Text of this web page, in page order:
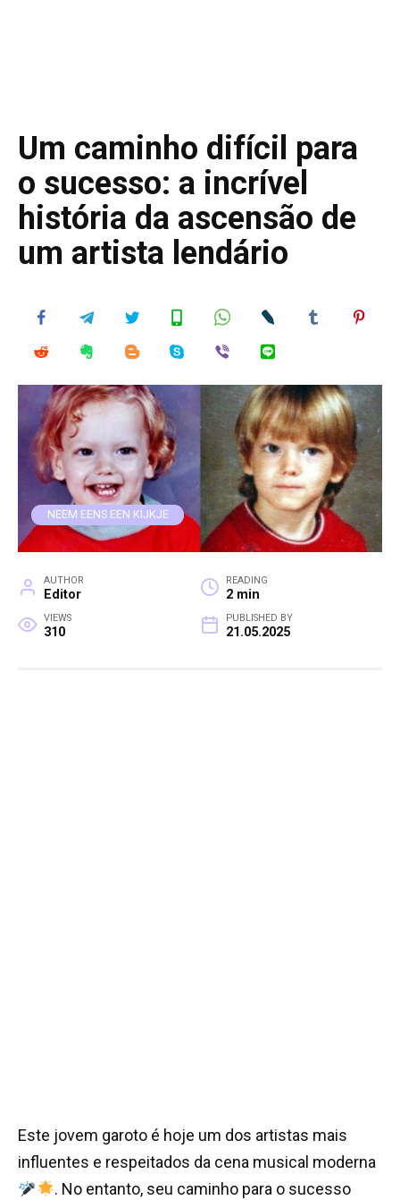
Um caminho difícil para
o sucesso: a incrível
história da ascensão de
um artista lendário
NEEM EENS EEN KIJKJE
AUTHOR
Editor
READING
2 min
VIEWS
310
PUBLISHED BY
21.05.2025
Este jovem garoto é hoje um dos artistas mais
influentes e respeitados da cena musical moderna
. No entanto, seu caminho para o sucesso